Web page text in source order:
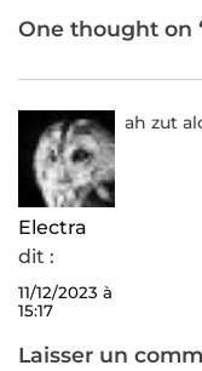
One thought on
Electra
dit :
11/12/2023 à
15:17
ah zut
Laisser un